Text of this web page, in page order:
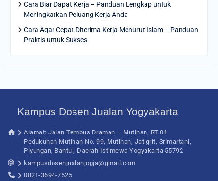
Cara Biar Dapat Kerja – Panduan Lengkap untuk
Meningkatkan Peluang Kerja Anda
Cara Agar Cepat Diterima Kerja Menurut Islam – Panduan
Praktis untuk Sukses
Kampus Dosen Jualan Yogyakarta
Alamat: Jalan Tembus Draman – Mutihan, RT.04
Pedukuhan Mutihan No. 99, Mutihan, Jatigrit, Srimartani,
Piyungan, Bantul, Daerah Istimewa Yogyakarta 55792
kampusdosenjualanjogja@gmail.com
0821-3694-7525